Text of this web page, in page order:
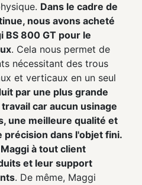
Dans le cadre de
nous avons acheté
BS 800 GT pour le
. Cela nous permet de
nécessitant des trous
et verticaux en un seul
par une plus grande
car aucun usinage
une meilleure qualité et
précision dans l'objet fini.
à tout client
et leur support
. De même, Maggi